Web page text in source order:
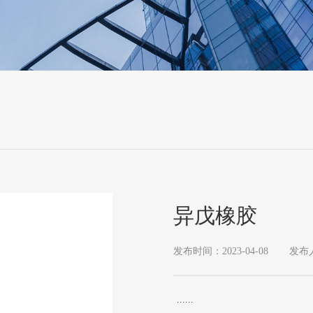
异戊橡胶
发布时间：2023-04-08 发布